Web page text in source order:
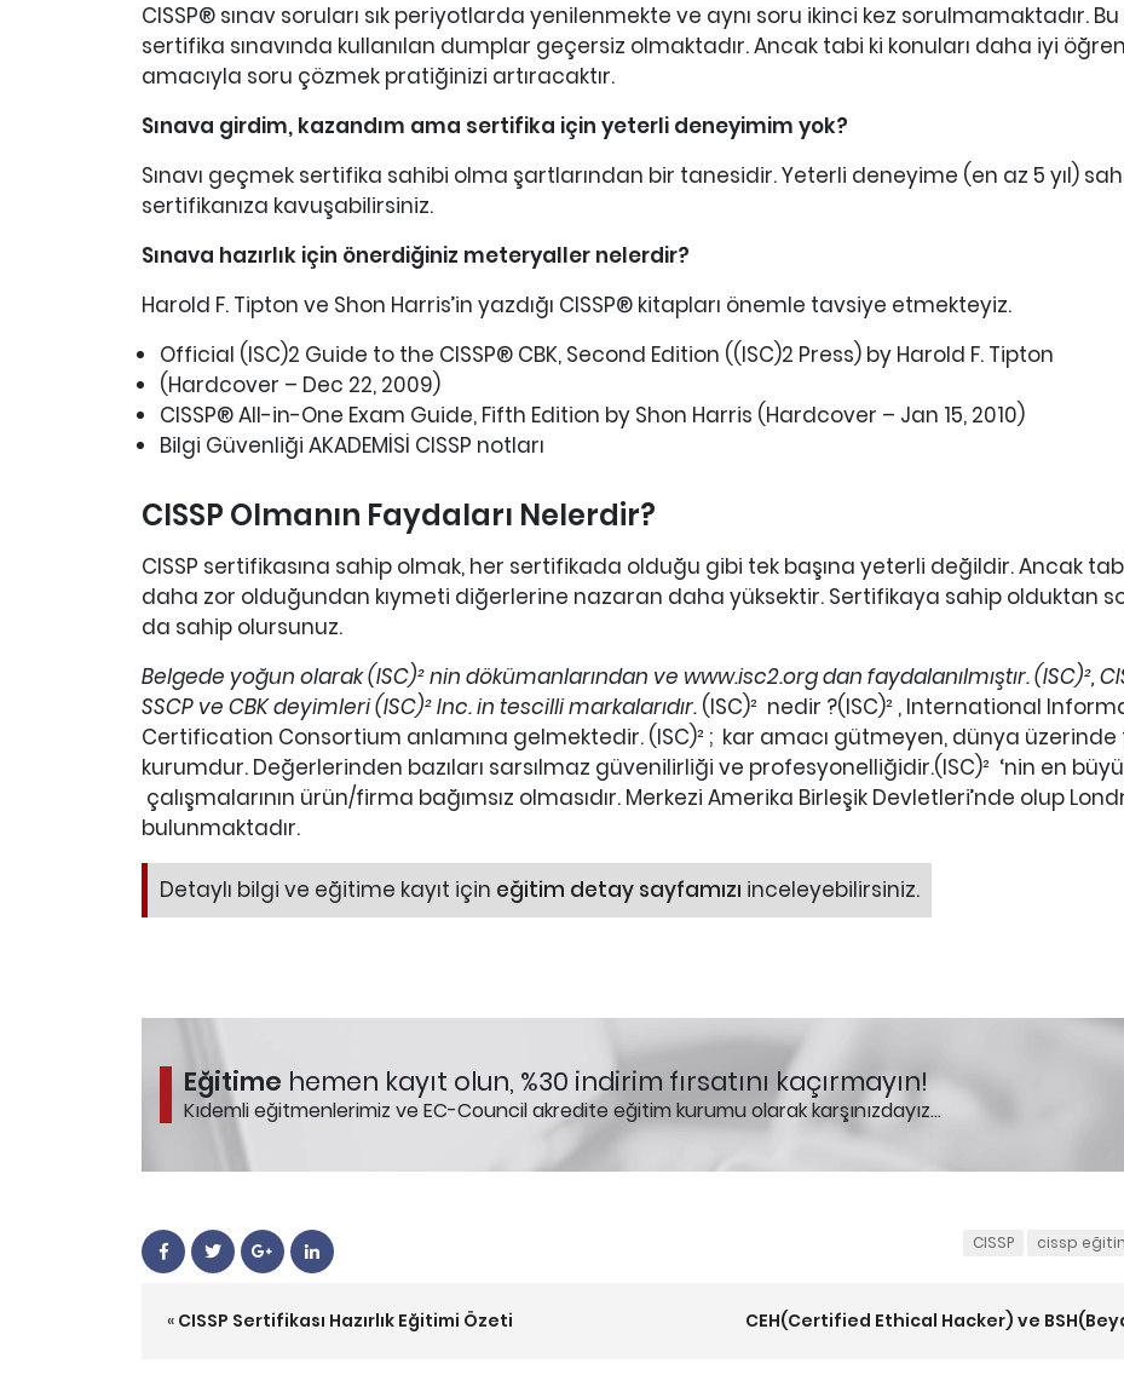
CISSP® sınav soruları sık periyotlarda yenilenmekte ve aynı soru ikinci kez sorulmamaktadır.
sertifika sınavında kullanılan dumplar geçersiz olmaktadır. Ancak tabi ki konuları daha iyi
amacıyla soru çözmek pratiğinizi artıracaktır.
Sınava girdim, kazandım ama sertifika için yeterli deneyimim yok?
Sınavı geçmek sertifika sahibi olma şartlarından bir tanesidir. Yeterli deneyime (en az 5 yıl)
sertifikanıza kavuşabilirsiniz.
Sınava hazırlık için önerdiğiniz meteryaller nelerdir?
Harold F. Tipton ve Shon Harris’in yazdığı CISSP® kitapları önemle tavsiye etmekteyiz.
Official (ISC)2 Guide to the CISSP® CBK, Second Edition ((ISC)2 Press) by Harold F. Tipton
(Hardcover – Dec 22, 2009)
CISSP® All-in-One Exam Guide, Fifth Edition by Shon Harris (Hardcover – Jan 15, 2010)
Bilgi Güvenliği AKADEMİSİ CISSP notları
CISSP Olmanın Faydaları Nelerdir?
CISSP sertifikasına sahip olmak, her sertifikada olduğu gibi tek başına yeterli değildir. Ancak
daha zor olduğundan kıymeti diğerlerine nazaran daha yüksektir. Sertifikaya sahip olduktan
da sahip olursunuz.
Belgede yoğun olarak (ISC)² nin dökümanlarından ve www.isc2.org dan faydalanılmıştır. (ISC)²,
SSCP ve CBK deyimleri (ISC)² Inc. in tescilli markalarıdır. (ISC)² nedir ?(ISC)² , International
Certification Consortium anlamına gelmektedir. (ISC)² ; kar amacı gütmeyen, dünya
kurumdur. Değerlerinden bazıları sarsılmaz güvenilirliği ve profesyonelliğidir.(ISC)² ‘nin en
çalışmalarının ürün/firma bağımsız olmasıdır. Merkezi Amerika Birleşik Devletleri’nde olup
bulunmaktadır.
Detaylı bilgi ve eğitime kayıt için eğitim detay sayfamızı inceleyebilirsiniz.
Eğitime hemen kayıt olun, %30 indirim fırsatını kaçırmayın!
Kıdemli eğitmenlerimiz ve EC-Council akredite eğitim kurumu olarak karşınızdayız...
CISSP cissp
« CISSP Sertifikası Hazırlık Eğitimi Özeti CEH(Certified Ethical Hacker) ve